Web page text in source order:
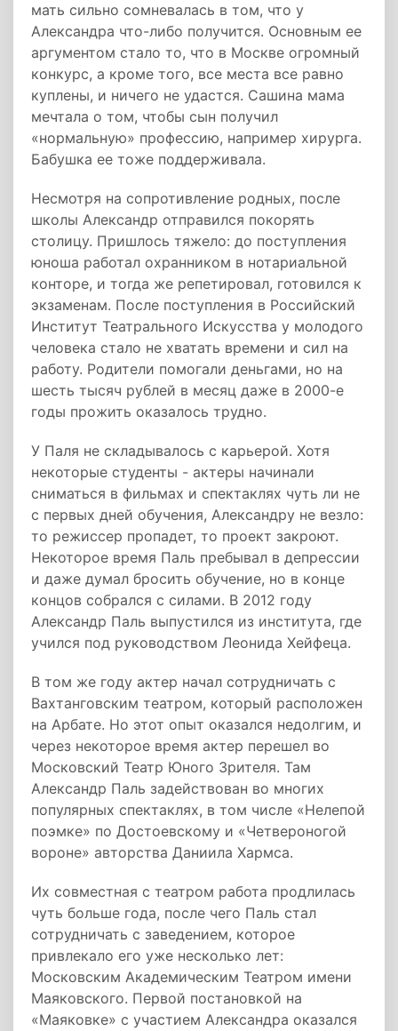
мать сильно сомневалась в том, что у
Александра что-либо получится. Основным ее
аргументом стало то, что в Москве огромный
конкурс, а кроме того, все места все равно
куплены, и ничего не удастся. Сашина мама
мечтала о том, чтобы сын получил
«нормальную» профессию, например хирурга.
Бабушка ее тоже поддерживала.
Несмотря на сопротивление родных, после
школы Александр отправился покорять
столицу. Пришлось тяжело: до поступления
юноша работал охранником в нотариальной
конторе, и тогда же репетировал, готовился к
экзаменам. После поступления в Российский
Институт Театрального Искусства у молодого
человека стало не хватать времени и сил на
работу. Родители помогали деньгами, но на
шесть тысяч рублей в месяц даже в 2000-е
годы прожить оказалось трудно.
У Паля не складывалось с карьерой. Хотя
некоторые студенты - актеры начинали
сниматься в фильмах и спектаклях чуть ли не
с первых дней обучения, Александру не везло:
то режиссер пропадет, то проект закроют.
Некоторое время Паль пребывал в депрессии
и даже думал бросить обучение, но в конце
концов собрался с силами. В 2012 году
Александр Паль выпустился из института, где
учился под руководством Леонида Хейфеца.
В том же году актер начал сотрудничать с
Вахтанговским театром, который расположен
на Арбате. Но этот опыт оказался недолгим, и
через некоторое время актер перешел во
Московский Театр Юного Зрителя. Там
Александр Паль задействован во многих
популярных спектаклях, в том числе «Нелепой
поэмке» по Достоевскому и «Четвероногой
вороне» авторства Даниила Хармса.
Их совместная с театром работа продлилась
чуть больше года, после чего Паль стал
сотрудничать с заведением, которое
привлекало его уже несколько лет:
Московским Академическим Театром имени
Маяковского. Первой постановкой на
«Маяковке» с участием Александра оказался